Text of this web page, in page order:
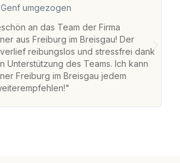
umgezogen
an das Team der Firma
aus Freiburg im Breisgau! Der
reibungslos und stressfrei dank
Unterstützung des Teams. Ich kann
Freiburg im Breisgau jedem